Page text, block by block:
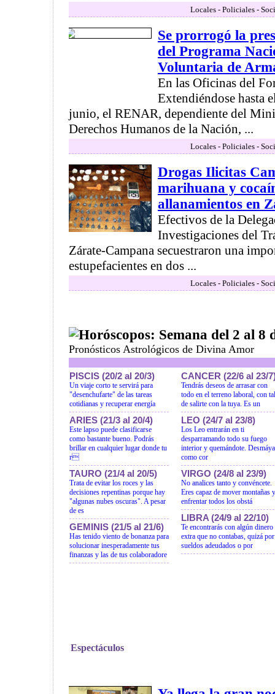
Locales - Policiales -
Se prorrogó la
del Programa
Voluntaria de
En las Oficinas del
Extendiéndose hasta
junio, el RENAR, dependiente del
Derechos Humanos de la Nación, ...
Locales - Policiales -
Drogas Ilicitas
marihuana y
allanamientos en
Efectivos de la
Investigaciones del
Zárate-Campana secuestraron una
estupefacientes en dos ...
Locales - Policiales -
Horóscopos: Semana del 2 al 8
Pronósticos Astrológicos de Divina Amor
PISCIS (20/2 al 20/3)
Un viaje corto te servirá para
"desenchufarte" de las tareas
cotidianas y recuperar energía
ARIES (21/3 al 20/4)
Este lapso puede clasificarse
como bastante bueno. Podrás
brillar en cualquier lugar donde tu
r
TAURO (21/4 al 20/5)
Trata de evitar los roces y las
decisiones repentinas porque hay
"algunas nubes oscuras". A pesar
de es
GEMINIS (21/5 al 21/6)
Has tenido viento de bonanza para
solucionar inesperadamente tus
finanzas y las de tus colaboradore
CANCER (22/6 al 23/
Tendrás deseos de arrasar con
todo en el terreno laboral, con tal
de salirte con la tuya. Es un
LEO (24/7 al 23/8)
Los Leo entrarán en ti
desparramando todo su fuego
interior y quemándote.
como cor
VIRGO (24/8 al 23/9)
No analices tanto y convéncete.
Eres capaz de mover montañas y
enfrentar todos los obstá
LIBRA (24/9 al 22/10)
Te encontrarás con algún dinero
extra que no contabas, quizá por
sueldos adeudados o por
Espectáculos